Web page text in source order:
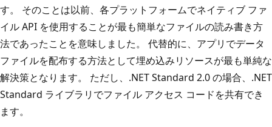
す。 そのことは以前、各プラットフォームでネイティブ ファ
イル API を使用することが最も簡単なファイルの読み書き方
法であったことを意味しました。 代替的に、アプリでデータ
ファイルを配布する方法として埋め込みリソースが最も単純な
解決策となります。 ただし、.NET Standard 2.0 の場合、.NET
Standard ライブラリでファイル アクセス コードを共有でき
ます。